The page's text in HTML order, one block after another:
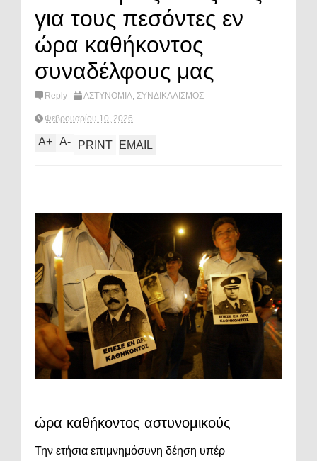
για τους πεσόντες εν
ώρα καθήκοντος
συναδέλφους μας
Reply ΑΣΤΥΝΟΜΙΑ, ΣΥΝΔΙΚΑΛΙΣΜΟΣ
Φεβρουαρίου 10, 2026
A+ A- PRINT EMAIL
ώρα καθήκοντος αστυνομικούς
Την ετήσια επιμνημόσυνη δέηση υπέρ